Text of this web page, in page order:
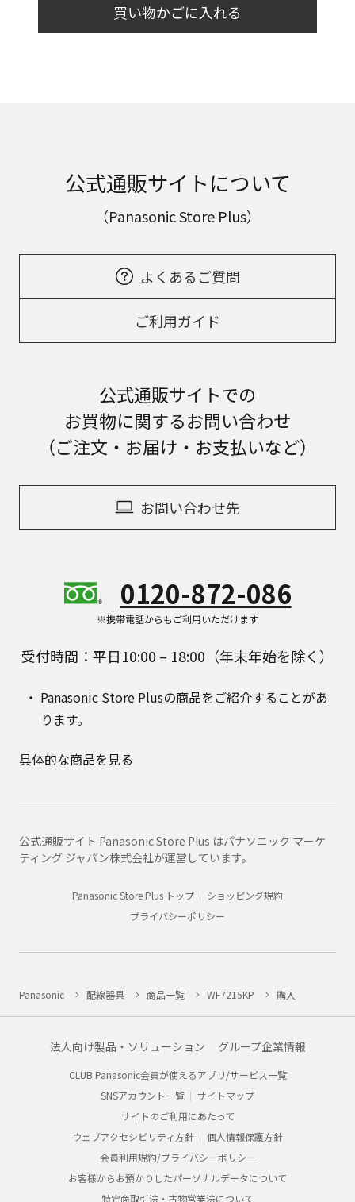
買い物かごに入れる
公式通販サイトについて
（Panasonic Store Plus）
よくあるご質問
ご利用ガイド
公式通販サイトでの
お買物に関するお問い合わせ
（ご注文・お届け・お支払いなど）
お問い合わせ先
0120-872-086
※携帯電話からもご利用いただけます
受付時間：平日10:00 – 18:00（年末年始を除く）
Panasonic Store Plusの商品をご紹介することがあ
ります。
具体的な商品を見る
公式通販サイト Panasonic Store Plus はパナソニック マーケ
ティング ジャパン株式会社が運営しています。
Panasonic Store Plus トップ
ショッピング規約
プライバシーポリシー
Panasonic 配線器具 商品一覧 WF7215KP 購入
法人向け製品・ソリューション グループ企業情報
CLUB Panasonic会員が使えるアプリ/サービス一覧
SNSアカウント一覧
サイトマップ
サイトのご利用にあたって
ウェブアクセシビリティ方針
個人情報保護方針
会員利用規約/プライバシーポリシー
お客様からお預かりしたパーソナルデータについて
特定商取引法・古物営業法について